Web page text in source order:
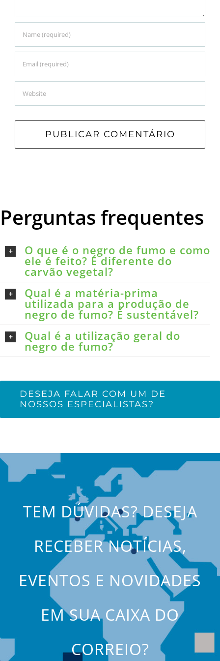
Perguntas frequentes
O que é o negro de fumo e como
ele é feito? É diferente do
carvão vegetal?
Qual é a matéria-prima
utilizada para a produção de
negro de fumo? É sustentável?
Qual é a utilização geral do
negro de fumo?
DESEJA FALAR COM UM DE
NOSSOS ESPECIALISTAS?
TEM DÚVIDAS? DESEJA
RECEBER NOTÍCIAS,
EVENTOS E NOVIDADES
EM SUA CAIXA DO
CORREIO?